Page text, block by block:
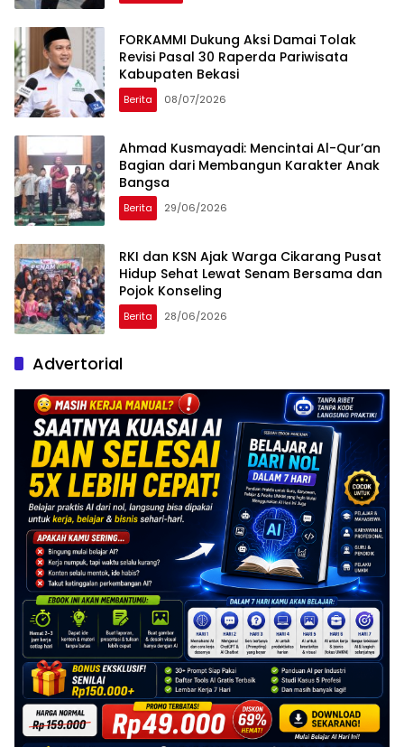
FORKAMMI Dukung Aksi Damai Tolak
Revisi Pasal 30 Raperda Pariwisata
Kabupaten Bekasi
Berita 08/07/2026
Ahmad Kusmayadi: Mencintai Al-Qur’an
Bagian dari Membangun Karakter Anak
Bangsa
Berita 29/06/2026
RKI dan KSN Ajak Warga Cikarang Pusat
Hidup Sehat Lewat Senam Bersama dan
Pojok Konseling
Berita 28/06/2026
Advertorial